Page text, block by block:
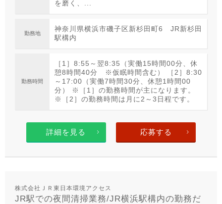
を磨く、...
勤務地
神奈川県横浜市磯子区新杉田町6 JR新杉田
駅構内
勤務時間
［1］8:55～翌8:35（実働15時間00分、休
憩8時間40分 ※仮眠時間含む） ［2］8:30
～17:00（実働7時間30分、休憩1時間00
分） ※［1］の勤務時間が主になります。
※［2］の勤務時間は月に2～3日程です。
詳細を見る 応募する
株式会社ＪＲ東日本環境アクセス
JR駅での夜間清掃業務/JR横浜駅構内の勤務だ